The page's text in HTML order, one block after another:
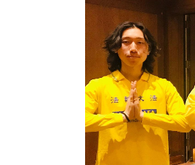
法
弟
子
修
煉
心
得
網
絡